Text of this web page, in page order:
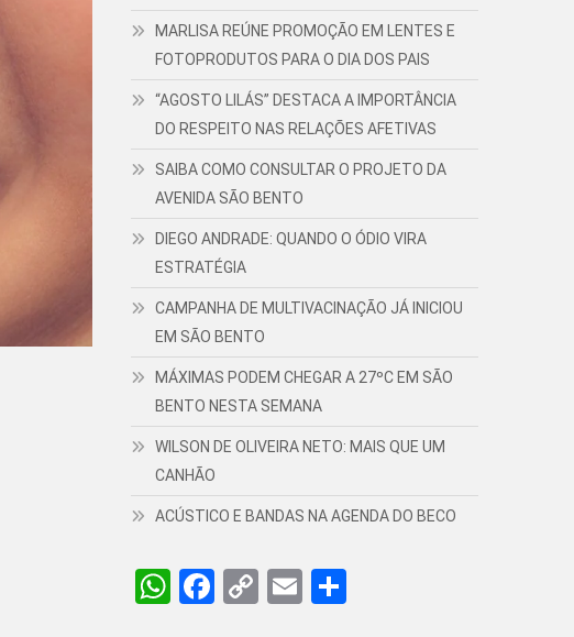
MARLISA REÚNE PROMOÇÃO EM LENTES E
FOTOPRODUTOS PARA O DIA DOS PAIS
“AGOSTO LILÁS” DESTACA A IMPORTÂNCIA
DO RESPEITO NAS RELAÇÕES AFETIVAS
SAIBA COMO CONSULTAR O PROJETO DA
AVENIDA SÃO BENTO
DIEGO ANDRADE: QUANDO O ÓDIO VIRA
ESTRATÉGIA
CAMPANHA DE MULTIVACINAÇÃO JÁ INICIOU
EM SÃO BENTO
MÁXIMAS PODEM CHEGAR A 27ºC EM SÃO
BENTO NESTA SEMANA
WILSON DE OLIVEIRA NETO: MAIS QUE UM
CANHÃO
ACÚSTICO E BANDAS NA AGENDA DO BECO
WhatsApp
Facebook
CopyEmail